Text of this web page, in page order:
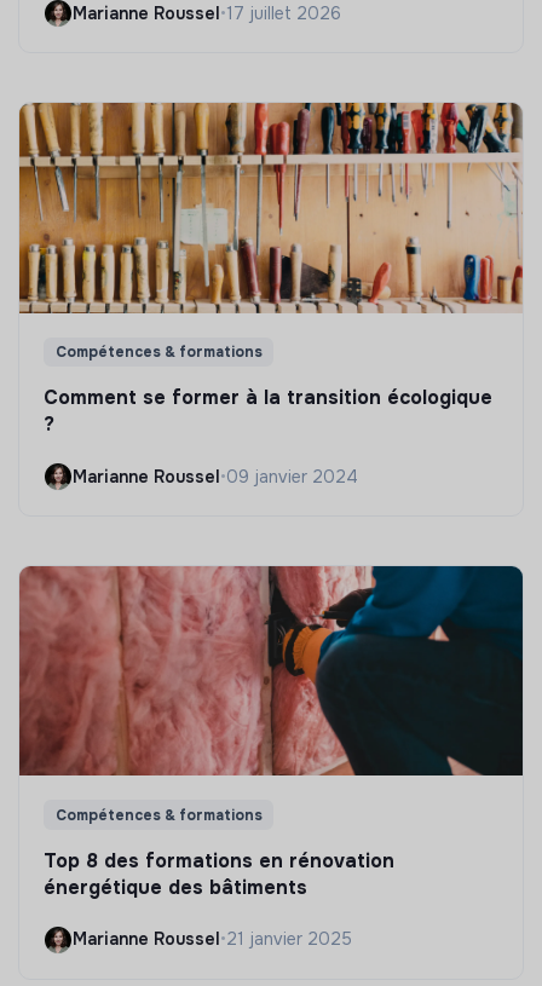
Marianne Roussel•17 juillet 2026
Compétences & formations
Comment se former à la transition écologique
?
Marianne Roussel•09 janvier 2024
Compétences & formations
Top 8 des formations en rénovation
énergétique des bâtiments
Marianne Roussel•21 janvier 2025